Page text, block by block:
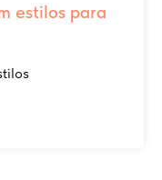
estilos para